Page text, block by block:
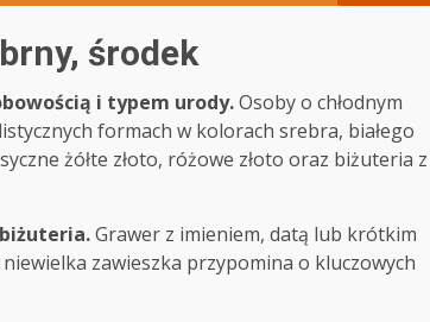
środek
i typem urody.Osoby o chłodnym
formach w kolorach srebra, białego
żółte złoto, różowe złoto oraz biżuteria z
Grawer z imieniem, datą lub krótkim
zawieszka przypomina o kluczowych